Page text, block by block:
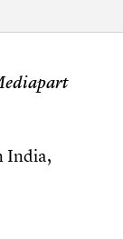
India,